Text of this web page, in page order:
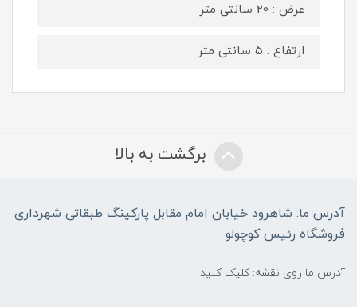
عرض : 20 سانتی متر
ارتفاع : 5 سانتی متر
برگشت به بالا
آدرس ما: شاهرود خیابان امام مقابل پارکینگ طبقاتی شهرداری
فروشگاه رئیس کوچولو
آدرس ما روی نقشه: کلیک کنید